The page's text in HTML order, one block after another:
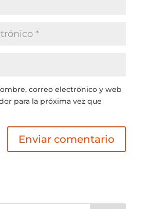
correo electrónico y web
para la próxima vez que